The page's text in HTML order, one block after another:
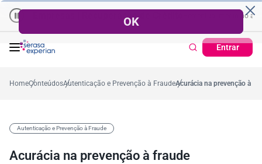
Empresas | Recuperação de Crédito Percentual médio no ano
Entrar
ano Cartão de Crédito |
HomeConteúdosAutenticação e Prevenção à FraudeAcurácia na prevenção à
Autenticação e Prevenção à Fraude
Acurácia na prevenção à fraude